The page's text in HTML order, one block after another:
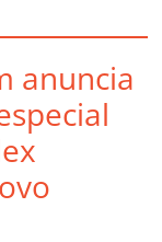
anuncia